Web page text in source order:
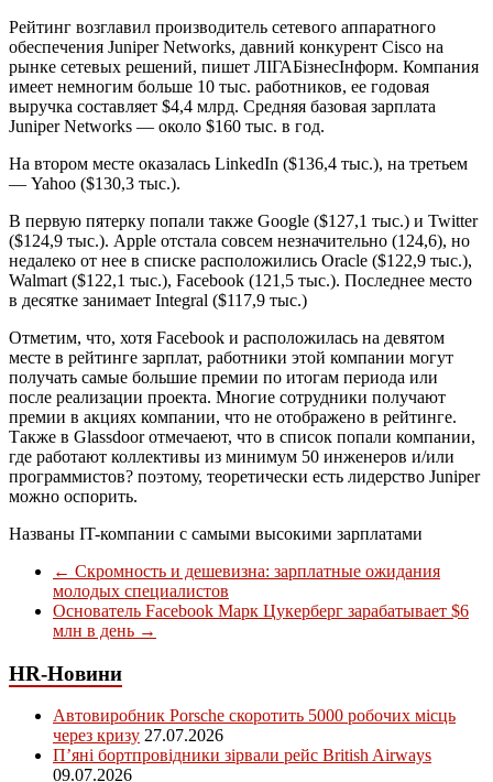
Рейтинг возглавил производитель сетевого аппаратного
обеспечения Juniper Networks, давний конкурент Cisco на
рынке сетевых решений, пишет ЛІГАБізнесІнформ. Компания
имеет немногим больше 10 тыс. работников, ее годовая
выручка составляет $4,4 млрд. Средняя базовая зарплата
Juniper Networks — около $160 тыс. в год.
На втором месте оказалась LinkedIn ($136,4 тыс.), на третьем
— Yahoo ($130,3 тыс.).
В первую пятерку попали также Google ($127,1 тыс.) и Twitter
($124,9 тыс.). Аpple отстала совсем незначительно (124,6), но
недалеко от нее в списке расположились Oracle ($122,9 тыс.),
Walmart ($122,1 тыс.), Facebook (121,5 тыс.). Последнее место
в десятке занимает Integral ($117,9 тыс.)
Отметим, что, хотя Facebook и расположилась на девятом
месте в рейтинге зарплат, работники этой компании могут
получать самые большие премии по итогам периода или
после реализации проекта. Многие сотрудники получают
премии в акциях компании, что не отображено в рейтинге.
Также в Glassdoor отмечаеют, что в список попали компании,
где работают коллективы из минимум 50 инженеров и/или
программистов? поэтому, теоретически есть лидерство Juniper
можно оспорить.
Названы IT-компании с самыми высокими зарплатами
← Скромность и дешевизна: зарплатные ожидания
молодых специалистов
Основатель Facebook Марк Цукерберг зарабатывает $6
млн в день →
HR-Новини
Автовиробник Porsche скоротить 5000 робочих місць
через кризу 27.07.2026
П’яні бортпровідники зірвали рейс British Airways
09.07.2026